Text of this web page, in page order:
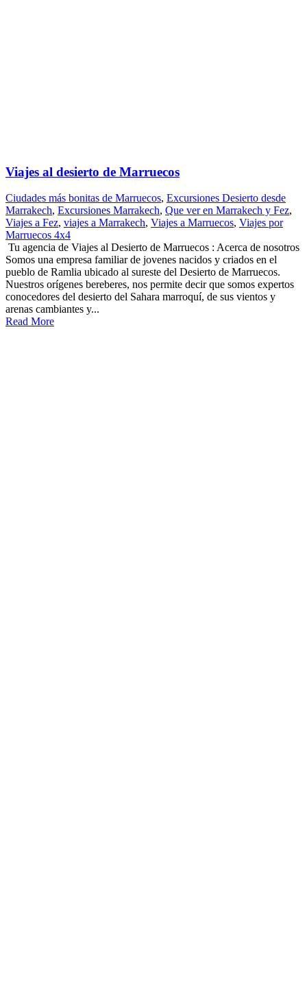
Viajes al desierto de Marruecos
Ciudades más bonitas de Marruecos, Excursiones Desierto desde
Marrakech, Excursiones Marrakech, Que ver en Marrakech y Fez,
Viajes a Fez, viajes a Marrakech, Viajes a Marruecos, Viajes por
Marruecos 4x4
Tu agencia de Viajes al Desierto de Marruecos : Acerca de nosotros
Somos una empresa familiar de jovenes nacidos y criados en el
pueblo de Ramlia ubicado al sureste del Desierto de Marruecos.
Nuestros orígenes bereberes, nos permite decir que somos expertos
conocedores del desierto del Sahara marroquí, de sus vientos y
arenas cambiantes y...
Read More